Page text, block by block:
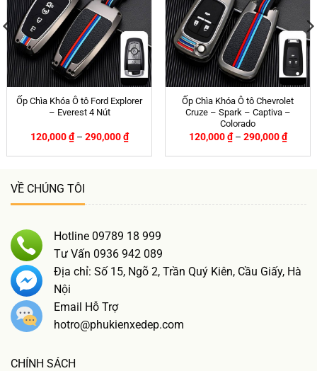
Ốp Chìa Khóa Ô tô Ford Explorer
– Everest 4 Nút
120,000₫ – 290,000₫
Ốp Chìa Khóa Ô tô Chevrolet
Cruze – Spark – Captiva –
Colorado
120,000₫ – 290,000₫
VỀ CHÚNG TÔI
Hotline 09789 18 999
Tư Vấn 0936 942 089
Địa chỉ: Số 15, Ngõ 2, Trần Quý Kiên, Cầu Giấy, Hà
Nội
Email Hỗ Trợ
hotro@phukienxedep.com
CHÍNH SÁCH